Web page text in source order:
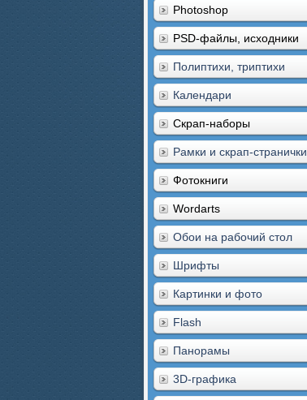
Photoshop
PSD-файлы, исходники
Полиптихи, триптихи
Календари
Скрап-наборы
Рамки и скрап-странички
Фотокниги
Wordarts
Обои на рабочий стол
Шрифты
Картинки и фото
Flash
Панорамы
3D-графика